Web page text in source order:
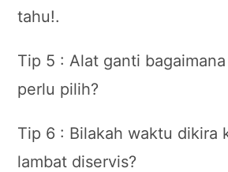
tahu!.
Tip 5 : Alat ganti
perlu pilih?
Tip 6 : Bilakah waktu dikira
lambat diservis?